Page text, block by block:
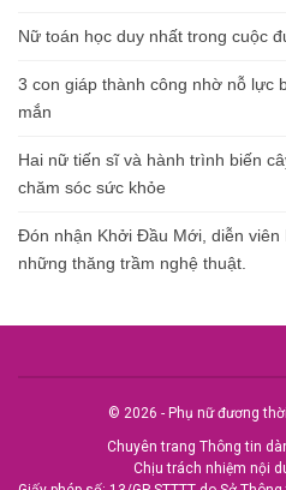
Nữ toán học duy nhất trong cuộc
3 con giáp thành công nhờ nỗ lực
mắn
Hai nữ tiến sĩ và hành trình biến
chăm sóc sức khỏe
Đón nhận Khởi Đầu Mới, diễn viên
những thăng trầm nghệ thuật.
© 2026 - Phụ nữ đương
Chuyên trang Thông tin
Chịu trách nhiệm nội